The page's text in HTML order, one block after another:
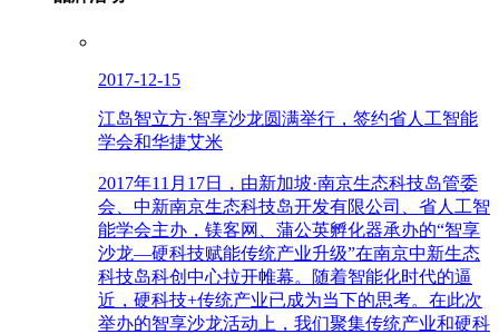
2017-12-15
江岛智立方·智享沙龙圆满举行，签约省人工智能
学会和华捷艾米
2017年11月17日，由新加坡·南京生态科技岛管委
会、中新南京生态科技岛开发有限公司、省人工智
能学会主办，镁客网、蒲公英孵化器承办的“智享
沙龙—硬科技赋能传统产业升级”在南京中新生态
科技岛科创中心拉开帷幕。随着智能化时代的逼
近，硬科技+传统产业已成为当下的思考。在此次
举办的智享沙龙活动上，我们聚集传统产业和硬科